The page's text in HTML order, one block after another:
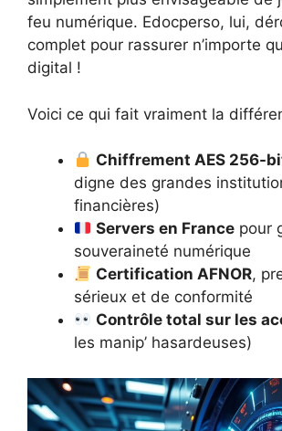
feu numérique. Edocperso, lui,
complet pour rassurer n’importe
digital !
Voici ce qui fait vraiment la
Chiffrement AES 256-
digne des grandes
financières)
Servers en France pour
souveraineté numérique
Certification AFNOR,
sérieux et de conformité
Contrôle total sur les
les manip’ hasardeuses)